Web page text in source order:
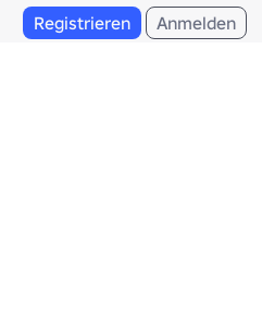
Registrieren Anmelden